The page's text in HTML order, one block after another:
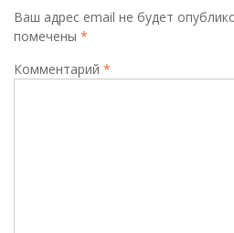
Ваш адрес email не будет
помечены *
Комментарий *